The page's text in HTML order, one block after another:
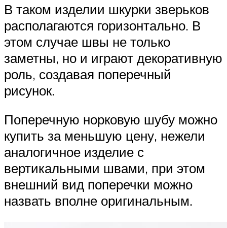
В таком изделии шкурки зверьков
располагаются горизонтально. В
этом случае швы не только
заметны, но и играют декоративную
роль, создавая поперечный
рисунок.
Поперечную норковую шубу можно
купить за меньшую цену, нежели
аналогичное изделие с
вертикальными швами, при этом
внешний вид поперечки можно
назвать вполне оригинальным.